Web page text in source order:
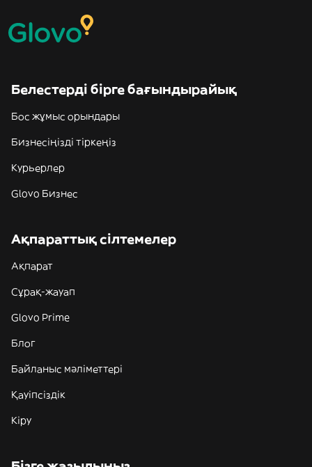
Белестерді бірге бағындырайық
Бос жұмыс орындары
Бизнесіңізді тіркеңіз
Курьерлер
Glovo Бизнес
Ақпараттық сілтемелер
Ақпарат
Сұрақ-жауап
Glovo Prime
Блог
Байланыс мәліметтері
Қауіпсіздік
Кіру